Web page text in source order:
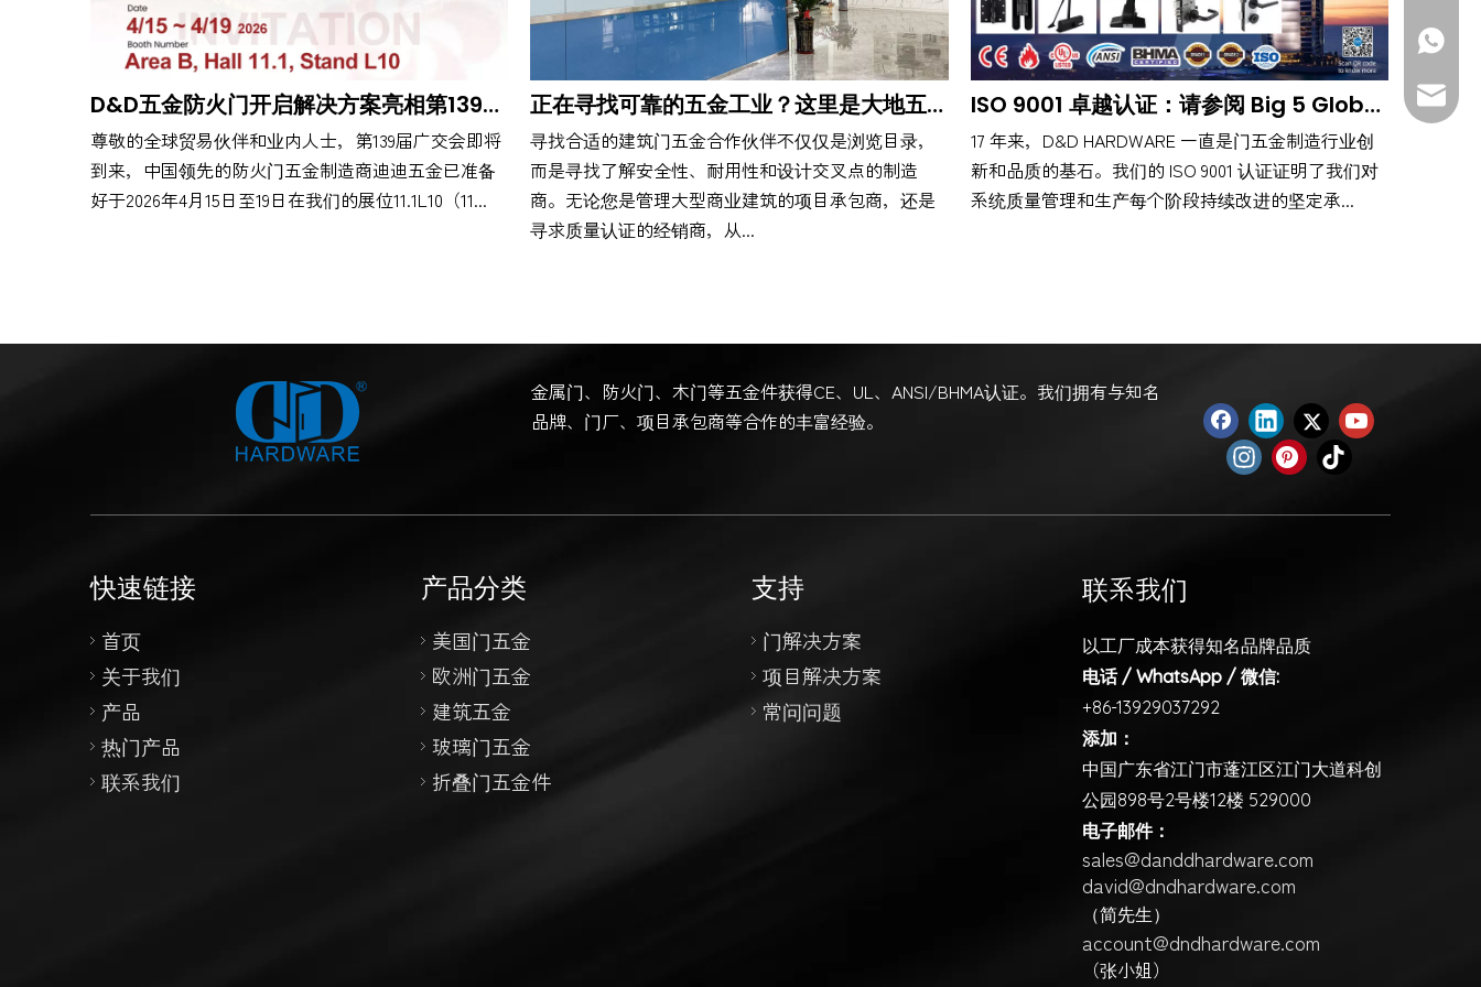
​D&D五金防火门开启解决方案亮相第139届广交会
尊敬的全球贸易伙伴和业内人士，第139届广交会即将
到来，中国领先的防火门五金制造商迪迪五金已准备
好于2026年4月15日至19日在我们的展位11.1L10（11...
正在寻找可靠的五金工业？这里是大地五金实业有限公司
寻找合适的建筑门五金合作伙伴不仅仅是浏览目录，
而是寻找了解安全性、耐用性和设计交叉点的制造
商。无论您是管理大型商业建筑的项目承包商，还是
寻求质量认证的经销商，从...
ISO 9001 卓越认证：请参阅 Big 5 Global 的 D&D HARDWARE，展位 F239
17 年来，D&D HARDWARE 一直是门五金制造行业创
新和品质的基石。我们的 ISO 9001 认证证明了我们对
系统质量管理和生产每个阶段持续改进的坚定承...
金属门、防火门、木门等五金件获得CE、UL、ANSI/BHMA认证。我们拥有与知名
品牌、门厂、项目承包商等合作的丰富经验。
快速链接
首页
关于我们
产品
热门产品
联系我们
产品分类
美国门五金
欧洲门五金
建筑五金
玻璃门五金
折叠门五金件
支持
门解决方案
项目解决方案
常问问题
联系我们
以工厂成本获得知名品牌品质
电话 / WhatsApp / 微信:
+86-13929037292
添加：
中国广东省江门市蓬江区江门大道科创
公园898号2号楼12楼 529000
电子邮件：
sales@danddhardware.com
david@dndhardware.com
（简先生）
account@dndhardware.com
（张小姐）
+86-